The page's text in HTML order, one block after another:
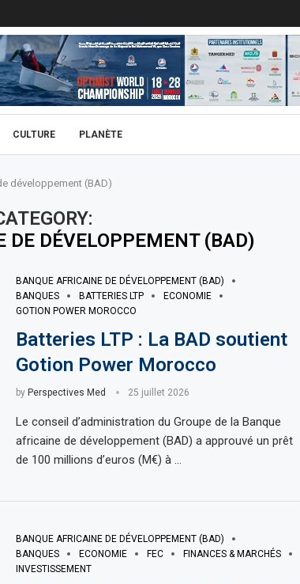
CULTURE PLANÈTE
développement (BAD)
DE DÉVELOPPEMENT (BAD)
BANQUE AFRICAINE DE DÉVELOPPEMENT (BAD)
BANQUES
BATTERIES LTP
ECONOMIE
GOTION POWER MOROCCO
Batteries LTP : La BAD soutient
Gotion Power Morocco
by Perspectives Med 25 juillet 2026
Le conseil d’administration du Groupe de la Banque
africaine de développement (BAD) a approuvé un prêt
de 100 millions d’euros (M€) à …
BANQUE AFRICAINE DE DÉVELOPPEMENT (BAD)
BANQUES
ECONOMIE FEC
FINANCES & MARCHÉS
INVESTISSEMENT